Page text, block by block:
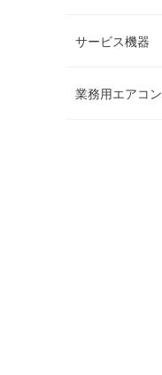
サービス機器
業務用エアコン